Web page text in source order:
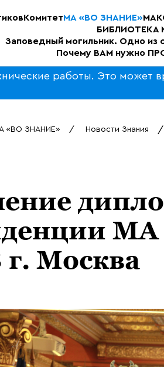
КомитетМА «ВО ЗНАНИЕ»
БИБЛИОТЕКА
Заповедный могильник. Одно из
Почему ВАМ нужно
работы. Это может
«ВО ЗНАНИЕ» Новости Знания
МА
г. Москва